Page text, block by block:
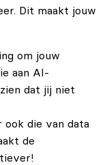
Dit maakt jouw
om jouw
aan AI-
dat jij niet
ook die van data
de